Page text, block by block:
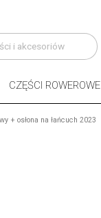
CZĘŚCI ROWEROWE
+ osłona na łańcuch 2023